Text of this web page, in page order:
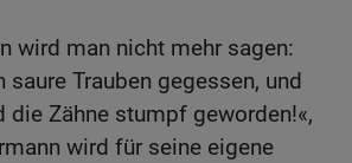
wird man nicht mehr sagen:
saure Trauben gegessen, und
die Zähne stumpf geworden!«,
wird für seine eigene